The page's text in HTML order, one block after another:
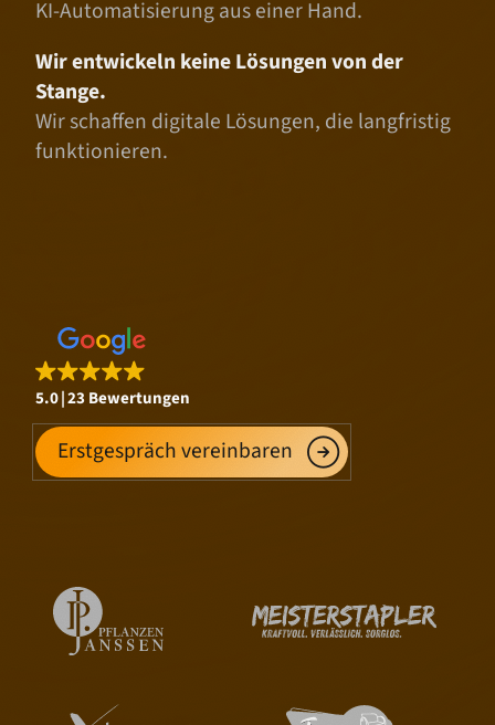
KI-Automatisierung aus einer Hand.
Wir entwickeln keine Lösungen von der
Stange.
Wir schaffen digitale Lösungen, die langfristig
funktionieren.
5.0 23 Bewertungen
Erstgespräch vereinbaren